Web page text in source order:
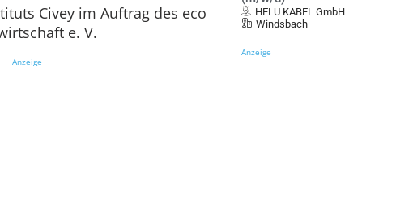
Civey im Auftrag des eco
e. V.
Anzeige
HELU KABEL GmbH
Windsbach
Anzeige